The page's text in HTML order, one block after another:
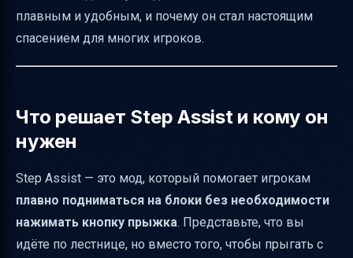
Как работает Uphill Step Assist и отличие от
Почему важно отключать Auto-Jump при
использовании Step Assist
Этические и игровые моменты
Лицензия и перевод
Краткая таблица сравнения режимов Step
плавным и удобным, и почему он стал настоящим
спасением для многих игроков.
Что решает Step Assist и кому он
нужен
Step Assist — это мод, который помогает игрокам
плавно подниматься на блоки без необходимости
нажимать кнопку прыжка. Представьте, что вы
идёте по лестнице, но вместо того, чтобы прыгать с